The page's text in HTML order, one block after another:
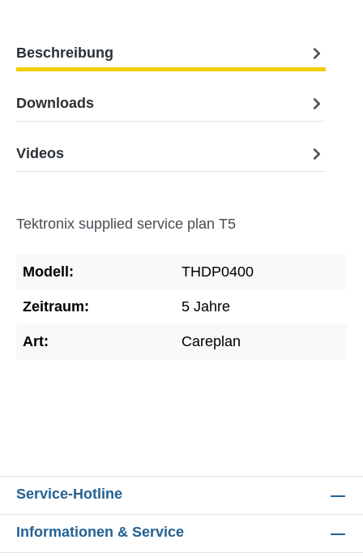
Beschreibung
Downloads
Videos
Tektronix supplied service plan T5
Modell: THDP0400
Zeitraum: 5 Jahre
Art: Careplan
Service-Hotline
Informationen & Service